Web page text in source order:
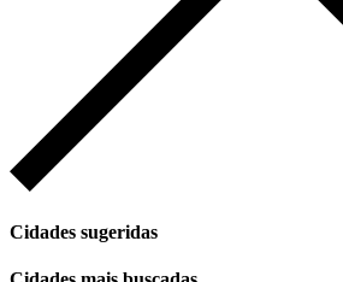
Cidades sugeridas